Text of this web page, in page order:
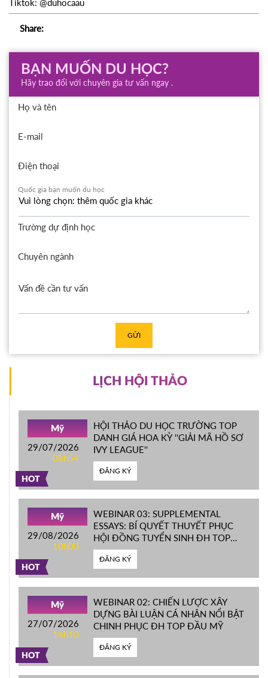
Share:
BẠN MUỐN DU HỌC?
Hãy trao đổi với chuyên gia tư vấn ngay .
Họ và tên
E-mail
Điện thoại
Quốc gia bạn muốn du học
Trường dự định học
Chuyên ngành
GỬI
LỊCH HỘI THẢO
HOT
Mỹ
29/07/2026
08h54
HỘI THẢO DU HỌC TRƯỜNG TOP
DANH GIÁ HOA KỲ ''GIẢI MÃ HỒ SƠ
IVY LEAGUE''
ĐĂNG KÝ
HOT
Mỹ
29/08/2026
10h00
WEBINAR 03: SUPPLEMENTAL
ESSAYS: BÍ QUYẾT THUYẾT PHỤC
HỘI ĐỒNG TUYỂN SINH ĐH TOP
ĐẦU MỸ
ĐĂNG KÝ
HOT
Mỹ
27/07/2026
16h10
WEBINAR 02: CHIẾN LƯỢC XÂY
DỰNG BÀI LUẬN CÁ NHÂN NỔI BẬT
CHINH PHỤC ĐH TOP ĐẦU MỸ
ĐĂNG KÝ